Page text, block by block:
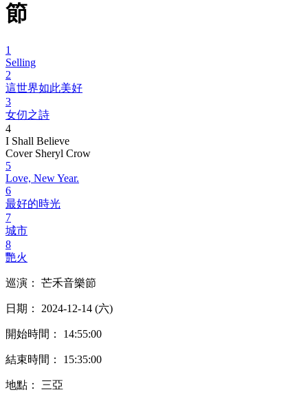
節
1
Selling
2
這世界如此美好
3
女仞之詩
4
I Shall Believe
Cover Sheryl Crow
5
Love, New Year.
6
最好的時光
7
城市
8
艷火
巡演： 芒禾音樂節
日期： 2024-12-14 (六)
開始時間： 14:55:00
結束時間： 15:35:00
地點： 三亞